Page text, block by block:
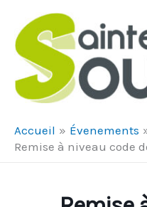
Accueil
Évenements
Remise à niveau code